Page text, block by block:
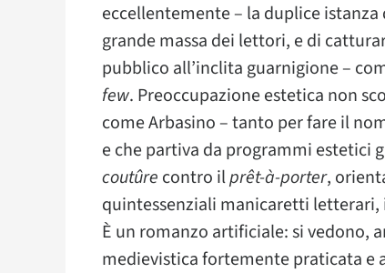
eccellentemente – la duplice
grande massa dei lettori, e di
pubblico all’inclita guarnigione –
few. Preoccupazione estetica non
come Arbasino – tanto per fare il
e che partiva da programmi estetici
coutûre contro ilprêt-à-porter,
quintessenziali manicaretti
È un romanzo artificiale: si vedono,
medievistica fortemente praticata e